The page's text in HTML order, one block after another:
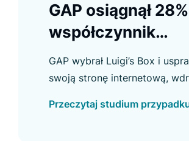
GAP osiągnął 28%
współczynnik
konwersji z
Recommendera
GAP wybrał Luigi’s Box i
swoją stronę internetową,
zwraca wyniki z wielu domen
Przeczytaj studium